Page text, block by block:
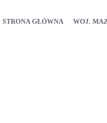
STRONA GŁÓWNA WOJ.